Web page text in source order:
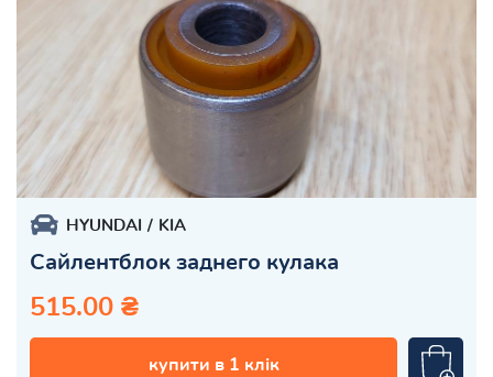
HYUNDAI KIA
Сайлентблок заднего кулака
515.00 ₴
купити в 1 клік